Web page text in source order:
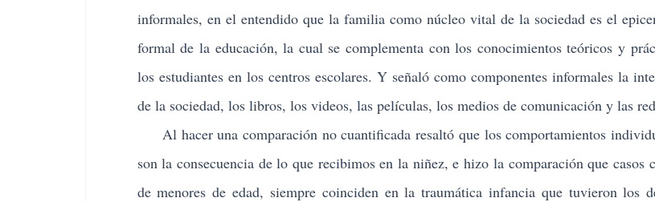
informales, en el entendido que la familia como núcleo vital de la sociedad es el
formal de la educación, la cual se complementa con los conocimientos teóricos y
los estudiantes en los centros escolares. Y señaló como componentes informales la
de la sociedad, los libros, los videos, las películas, los medios de comunicación y las
Al hacer una comparación no cuantificada resaltó que los comportamientos
son la consecuencia de lo que recibimos en la niñez, e hizo la comparación que casos
de menores de edad, siempre coinciden en la traumática infancia que tuvieron los